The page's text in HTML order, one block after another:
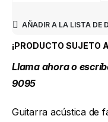
AÑADIR A LA LISTA DE
¡PRODUCTO SUJETO
Llama ahora o
9095
Guitarra acústica de